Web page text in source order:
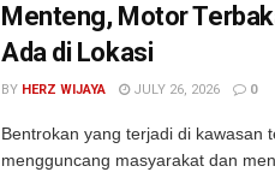
Menteng, Motor
Ada di Lokasi
BY HERZ WIJAYA JULY 26, 2026 0
Bentrokan yang terjadi di kawasan
mengguncang masyarakat dan